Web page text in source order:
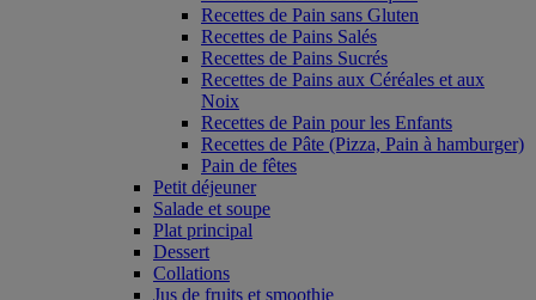
Recettes de Pain sans Gluten
Recettes de Pains Salés
Recettes de Pains Sucrés
Recettes de Pains aux Céréales et aux
Noix
Recettes de Pain pour les Enfants
Recettes de Pâte (Pizza, Pain à hamburger)
Pain de fêtes
Petit déjeuner
Salade et soupe
Plat principal
Dessert
Collations
Jus de fruits et smoothie